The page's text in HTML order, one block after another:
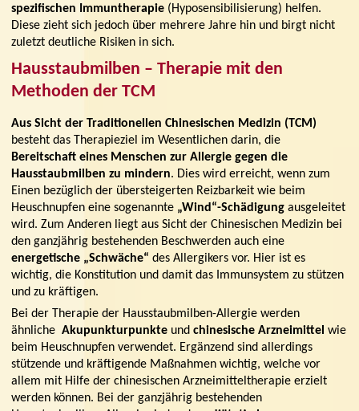
spezifischen Immuntherapie (Hyposensibilisierung) helfen.
Diese zieht sich jedoch über mehrere Jahre hin und birgt nicht
zuletzt deutliche Risiken in sich.
Hausstaubmilben – Therapie mit den
Methoden der TCM
Aus Sicht der Traditionellen Chinesischen Medizin (TCM)
besteht das Therapieziel im Wesentlichen darin, die
Bereitschaft eines Menschen zur Allergie gegen die
Hausstaubmilben zu mindern. Dies wird erreicht, wenn zum
Einen bezüglich der übersteigerten Reizbarkeit wie beim
Heuschnupfen eine sogenannte „Wind“-Schädigung ausgeleitet
wird. Zum Anderen liegt aus Sicht der Chinesischen Medizin bei
den ganzjährig bestehenden Beschwerden auch eine
energetische „Schwäche“ des Allergikers vor. Hier ist es
wichtig, die Konstitution und damit das Immunsystem zu stützen
und zu kräftigen.
Bei der Therapie der Hausstaubmilben-Allergie werden
ähnliche Akupunkturpunkte und chinesische Arzneimittel wie
beim Heuschnupfen verwendet. Ergänzend sind allerdings
stützende und kräftigende Maßnahmen wichtig, welche vor
allem mit Hilfe der chinesischen Arzneimitteltherapie erzielt
werden können. Bei der ganzjährig bestehenden